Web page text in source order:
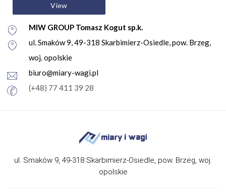
View
MIW GROUP Tomasz Kogut sp.k.
ul. Smaków 9, 49-318 Skarbimierz-Osiedle, pow. Brzeg,
woj. opolskie
biuro@miary-wagi.pl
(+48) 77 411 39 28
ul. Smaków 9, 49-318 Skarbimierz-Osiedle, pow. Brzeg, woj.
opolskie